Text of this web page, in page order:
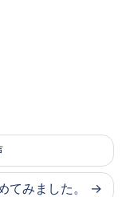
みました。